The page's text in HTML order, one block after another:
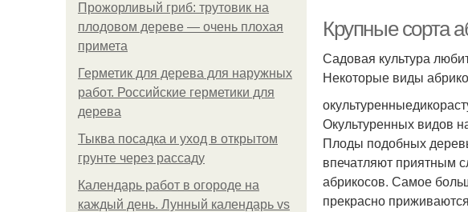
Прожорливый гриб: трутовик на
плодовом дереве — очень плохая
примета
Герметик для дерева для наружных
работ. Российские герметики для
дерева
Тыква посадка и уход в открытом
грунте через рассаду
Календарь работ в огороде на
каждый день. Лунный календарь vs
полосе
Дерево в средней
полосе
Крупные сорта
Садовая культура
Некоторые виды
Окультуренных видов
Плоды подобных
впечатляют приятным
абрикосов. Самое
прекрасно